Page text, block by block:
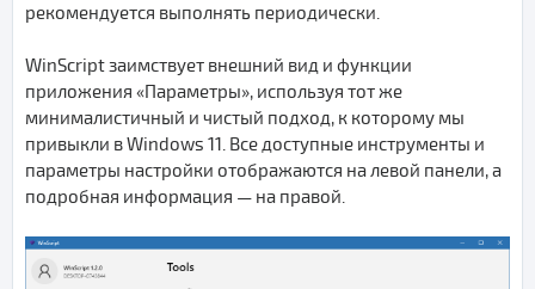
рекомендуется выполнять периодически.
WinScript заимствует внешний вид и функции
приложения «Параметры», используя тот же
минималистичный и чистый подход, к которому мы
привыкли в Windows 11. Все доступные инструменты и
параметры настройки отображаются на левой панели, а
подробная информация — на правой.